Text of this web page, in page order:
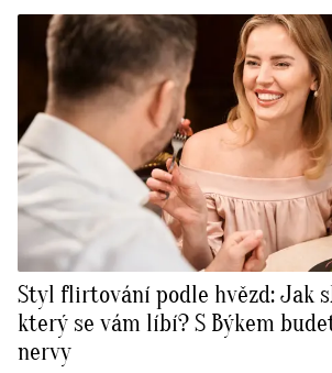
Styl flirtování podle hvězd: Jak
který se vám líbí? S Býkem
nervy